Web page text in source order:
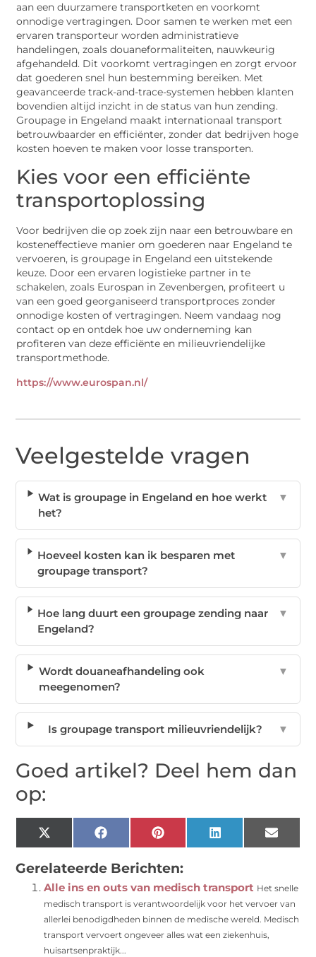
aan een duurzamere transportketen en voorkomt
onnodige vertragingen. Door samen te werken met een
ervaren transporteur worden administratieve
handelingen, zoals douaneformaliteiten, nauwkeurig
afgehandeld. Dit voorkomt vertragingen en zorgt ervoor
dat goederen snel hun bestemming bereiken. Met
geavanceerde track-and-trace-systemen hebben klanten
bovendien altijd inzicht in de status van hun zending.
Groupage in Engeland maakt internationaal transport
betrouwbaarder en efficiënter, zonder dat bedrijven hoge
kosten hoeven te maken voor losse transporten.
Kies voor een efficiënte
transportoplossing
Voor bedrijven die op zoek zijn naar een betrouwbare en
kosteneffectieve manier om goederen naar Engeland te
vervoeren, is groupage in Engeland een uitstekende
keuze. Door een ervaren logistieke partner in te
schakelen, zoals Eurospan in Zevenbergen, profiteert u
van een goed georganiseerd transportproces zonder
onnodige kosten of vertragingen. Neem vandaag nog
contact op en ontdek hoe uw onderneming kan
profiteren van deze efficiënte en milieuvriendelijke
transportmethode.
https://www.eurospan.nl/
Veelgestelde vragen
Wat is groupage in Engeland en hoe werkt
het?
▼
Hoeveel kosten kan ik besparen met
groupage transport?
▼
Hoe lang duurt een groupage zending naar
Engeland?
▼
Wordt douaneafhandeling ook
meegenomen?
▼
Is groupage transport milieuvriendelijk? ▼
Goed artikel? Deel hem dan
op:
X
(Twitter)
Facebook Pinterest LinkedIn Email
Gerelateerde Berichten:
Alle ins en outs van medisch transport Het snelle
medisch transport is verantwoordelijk voor het vervoer van
allerlei benodigdheden binnen de medische wereld. Medisch
transport vervoert ongeveer alles wat een ziekenhuis,
huisartsenpraktijk...